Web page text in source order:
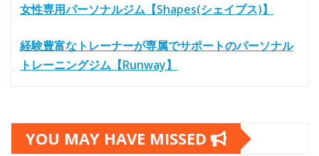
女性専用パーソナルジム【Shapes(シェイプス)】
経験豊富なトレーナーが専属でサポートのパーソナル
トレーニングジム【Runway】
YOU MAY HAVE MISSED